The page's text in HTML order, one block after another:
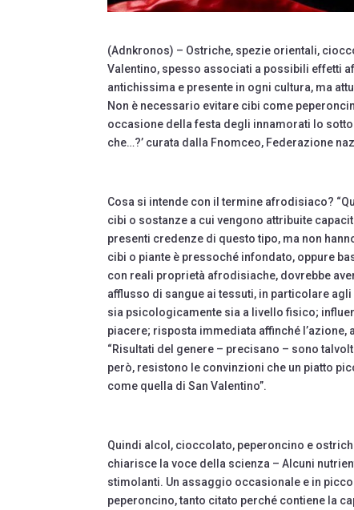
(Adnkronos) – Ostriche, spezie orientali,
Valentino, spesso associati a possibili effetti
antichissima e presente in ogni cultura, ma
Non è necessario evitare cibi come
occasione della festa degli innamorati lo
che…?’ curata dalla Fnomceo, Federazione
Cosa si intende con il termine afrodisiaco?
cibi o sostanze a cui vengono attribuite
presenti credenze di questo tipo, ma non
cibi o piante è pressoché infondato, oppure
con reali proprietà afrodisiache, dovrebbe
afflusso di sangue ai tessuti, in particolare
sia psicologicamente sia a livello fisico;
piacere; risposta immediata affinché l’azione,
“Risultati del genere – precisano – sono
però, resistono le convinzioni che un piatto
come quella di San Valentino”.
Quindi alcol, cioccolato, peperoncino e
chiarisce la voce della scienza – Alcuni
stimolanti. Un assaggio occasionale e in
peperoncino, tanto citato perché contiene la